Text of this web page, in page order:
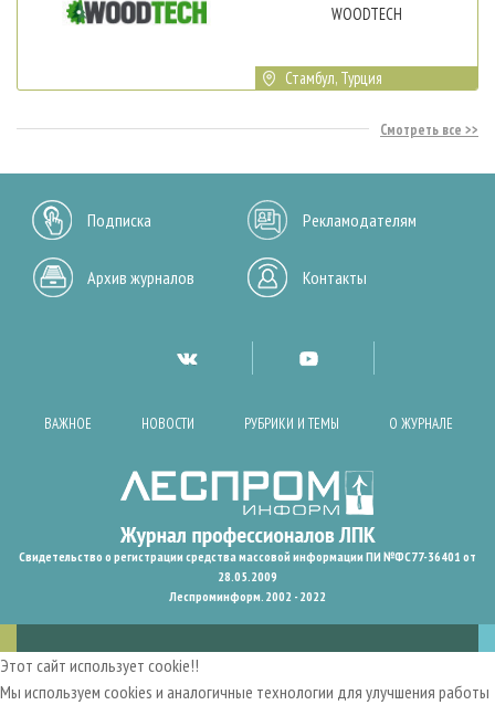
WOODTECH
Стамбул, Турция
Смотреть все
Подписка Рекламодателям
Архив журналов Контакты
ВАЖНОЕ НОВОСТИ РУБРИКИ И ТЕМЫ О ЖУРНАЛЕ
Свидетельство о регистрации средства массовой информации ПИ №ФС77-36401 от
28.05.2009
Леспроминформ. 2002 - 2022
Этот сайт использует cookie!!
Мы используем cookies и аналогичные технологии для улучшения работы